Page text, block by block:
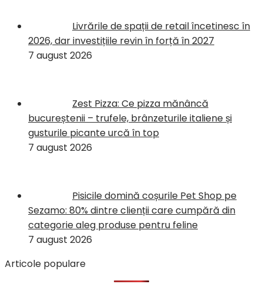
Livrările de spații de retail încetinesc în
2026, dar investițiile revin în forță în 2027
7 august 2026
Zest Pizza: Ce pizza mănâncă
bucureștenii – trufele, brânzeturile italiene și
gusturile picante urcă în top
7 august 2026
Pisicile domină coșurile Pet Shop pe
Sezamo: 80% dintre clienții care cumpără din
categorie aleg produse pentru feline
7 august 2026
Articole populare